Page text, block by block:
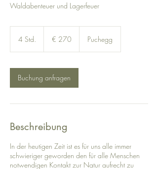
Waldabenteuer und Lagerfeuer
4 Std.
d
.
€ 270 Puchegg
Buchung anfragen
Beschreibung
In der heutigen Zeit ist es für uns alle immer
schwieriger geworden den für alle Menschen
notwendigen Kontakt zur Natur aufrecht zu